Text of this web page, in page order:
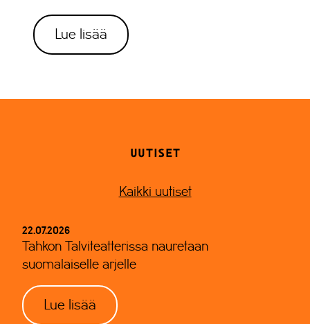
Lue lisää
UUTISET
Kaikki uutiset
22.07.2026
Tahkon Talviteatterissa nauretaan
suomalaiselle arjelle
Lue lisää